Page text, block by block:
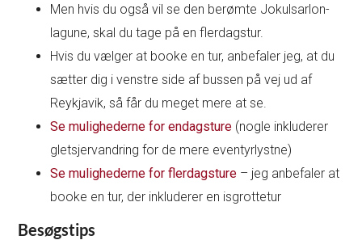
Men hvis du også vil se den berømte Jokulsarlon-
lagune, skal du tage på en flerdagstur.
Hvis du vælger at booke en tur, anbefaler jeg, at du
sætter dig i venstre side af bussen på vej ud af
Reykjavik, så får du meget mere at se.
Se mulighederne for endagsture (nogle inkluderer
gletsjervandring for de mere eventyrlystne)
Se mulighederne for flerdagsture – jeg anbefaler at
booke en tur, der inkluderer en isgrottetur
Besøgstips